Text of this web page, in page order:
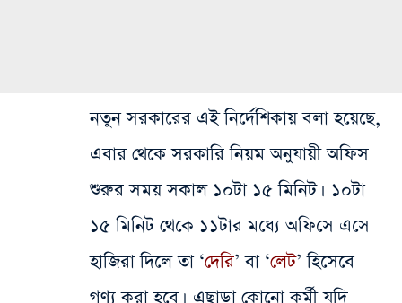
নতুন সরকারের এই নির্দেশিকায় বলা হয়েছে,
এবার থেকে সরকারি নিয়ম অনুযায়ী অফিস
শুরুর সময় সকাল ১০টা ১৫ মিনিট। ১০টা
১৫ মিনিট থেকে ১১টার মধ্যে অফিসে এসে
হাজিরা দিলে তা ‘দেরি’ বা ‘লেট’ হিসেবে
গণ্য করা হবে। এছাড়া কোনো কর্মী যদি